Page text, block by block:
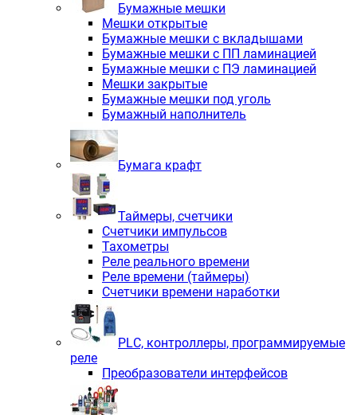
Бумажные мешки
Мешки открытые
Бумажные мешки с вкладышами
Бумажные мешки с ПП ламинацией
Бумажные мешки с ПЭ ламинацией
Мешки закрытые
Бумажные мешки под уголь
Бумажный наполнитель
Бумага крафт
Таймеры, счетчики
Счетчики импульсов
Тахометры
Реле реального времени
Реле времени (таймеры)
Счетчики времени наработки
PLС, контроллеры, программируемые
реле
Преобразователи интерфейсов